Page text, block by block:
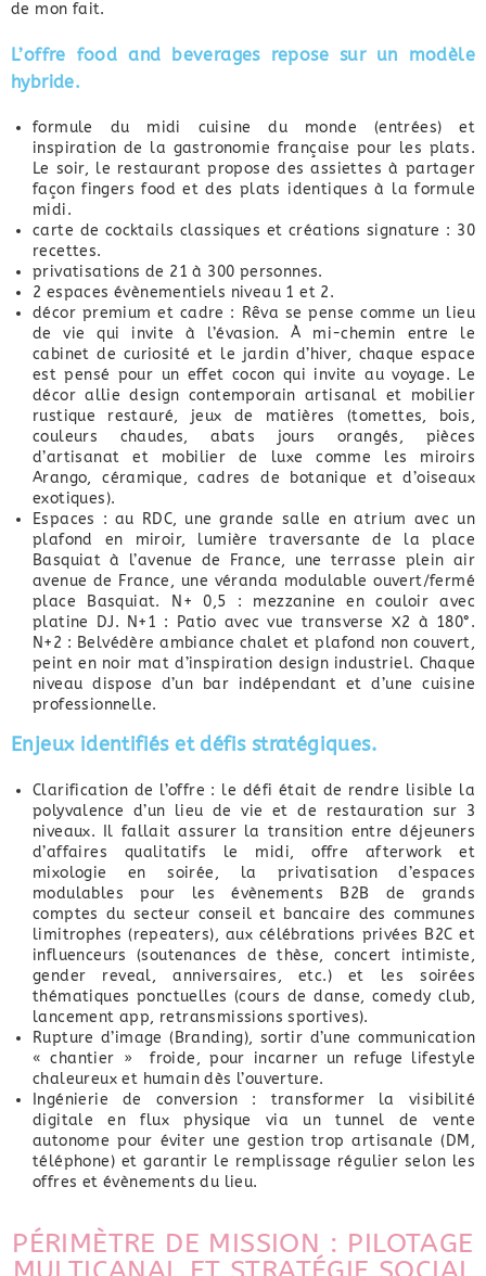
de mon fait.
L’offre food and beverages repose sur un modèle
hybride.
formule du midi cuisine du monde (entrées) et
inspiration de la gastronomie française pour les plats.
Le soir, le restaurant propose des assiettes à partager
façon fingers food et des plats identiques à la formule
midi.
carte de cocktails classiques et créations signature : 30
recettes.
privatisations de 21 à 300 personnes.
2 espaces évènementiels niveau 1 et 2.
décor premium et cadre : Rêva se pense comme un lieu
de vie qui invite à l’évasion. À mi-chemin entre le
cabinet de curiosité et le jardin d’hiver, chaque espace
est pensé pour un effet cocon qui invite au voyage. Le
décor allie design contemporain artisanal et mobilier
rustique restauré, jeux de matières (tomettes, bois,
couleurs chaudes, abats jours orangés, pièces
d’artisanat et mobilier de luxe comme les miroirs
Arango, céramique, cadres de botanique et d’oiseaux
exotiques).
Espaces : au RDC, une grande salle en atrium avec un
plafond en miroir, lumière traversante de la place
Basquiat à l’avenue de France, une terrasse plein air
avenue de France, une véranda modulable ouvert/fermé
place Basquiat. N+ 0,5 : mezzanine en couloir avec
platine DJ. N+1 : Patio avec vue transverse X2 à 180°.
N+2 : Belvédère ambiance chalet et plafond non couvert,
peint en noir mat d’inspiration design industriel. Chaque
niveau dispose d’un bar indépendant et d’une cuisine
professionnelle.
Enjeux identifiés et défis stratégiques.
Clarification de l’offre : le défi était de rendre lisible la
polyvalence d’un lieu de vie et de restauration sur 3
niveaux. Il fallait assurer la transition entre déjeuners
d’affaires qualitatifs le midi, offre afterwork et
mixologie en soirée, la privatisation d’espaces
modulables pour les évènements B2B de grands
comptes du secteur conseil et bancaire des communes
limitrophes (repeaters), aux célébrations privées B2C et
influenceurs (soutenances de thèse, concert intimiste,
gender reveal, anniversaires, etc.) et les soirées
thématiques ponctuelles (cours de danse, comedy club,
lancement app, retransmissions sportives).
Rupture d’image (Branding), sortir d’une communication
« chantier » froide, pour incarner un refuge lifestyle
chaleureux et humain dès l’ouverture.
Ingénierie de conversion : transformer la visibilité
digitale en flux physique via un tunnel de vente
autonome pour éviter une gestion trop artisanale (DM,
téléphone) et garantir le remplissage régulier selon les
offres et évènements du lieu.
PÉRIMÈTRE DE MISSION : PILOTAGE